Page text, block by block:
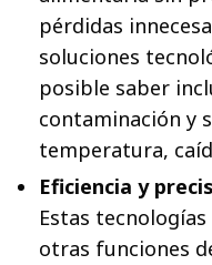
pérdidas
soluciones
posible saber
contaminación y
temperatura,
Eficiencia y
Estas
otras funciones